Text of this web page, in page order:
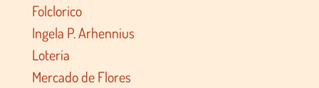
Folclorico
Ingela P. Arhennius
Loteria
Mercado de Flores